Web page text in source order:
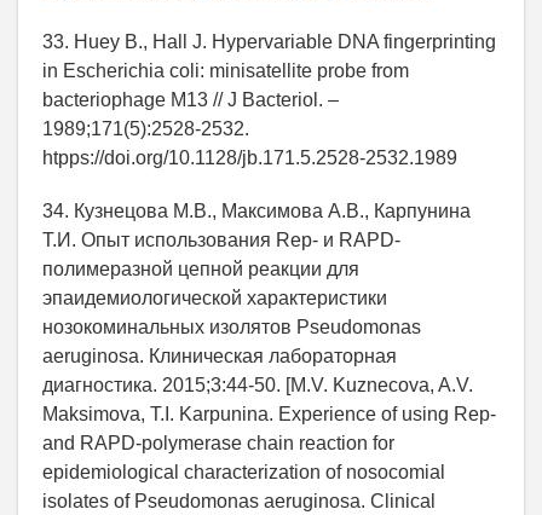
33. Huey B., Hall J. Hypervariable DNA fingerprinting
in Escherichia coli: minisatellite probe from
bacteriophage M13 // J Bacteriol. –
1989;171(5):2528-2532.
htpps://doi.org/10.1128/jb.171.5.2528-2532.1989
34. Кузнецова М.В., Максимова А.В., Карпунина
Т.И. Опыт использования Rep- и RAPD-
полимеразной цепной реакции для
эпаидемиологической характеристики
нозокоминальных изолятов Pseudomonas
aeruginosa. Клиническая лабораторная
диагностика. 2015;3:44-50. [M.V. Kuznecova, A.V.
Maksimova, T.I. Karpunina. Experience of using Rep-
and RAPD-polymerase chain reaction for
epidemiological characterization of nosocomial
isolates of Pseudomonas aeruginosa. Clinical